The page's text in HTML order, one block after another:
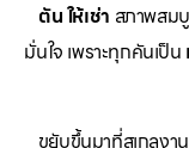
ตัน ให้เช่า สภาพสม
มั่นใจ เพราะทุกคันเป็น
ขยับขึ้นมาที่สเกลงา